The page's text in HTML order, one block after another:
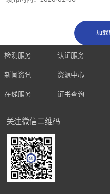
检测服务 认证服务
新闻资讯 资源中心
在线服务 证书查询
关注微信二维码